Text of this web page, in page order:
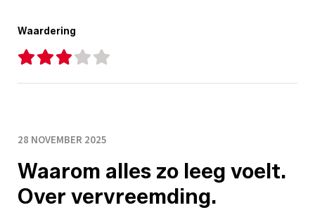
Waardering
28 NOVEMBER 2025
Waarom alles zo leeg voelt.
Over vervreemding.